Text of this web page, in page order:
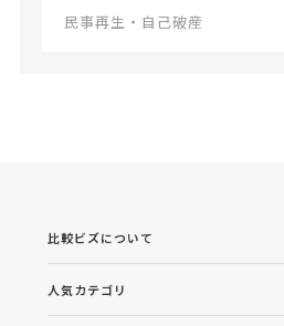
民事再生・自己破産
比較ビズについて
人気カテゴリ